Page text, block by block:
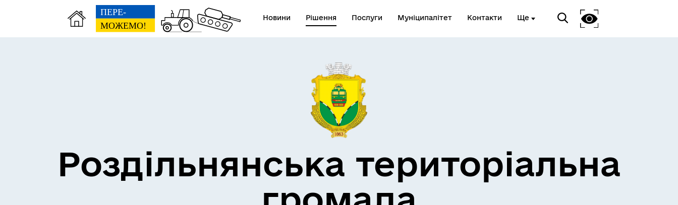
Новини Рішення Послуги Муніципалітет Контакти Ще
Роздільнянська територіальна